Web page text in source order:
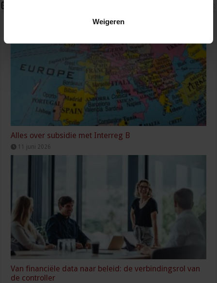
Weigeren
Gerelateerde Artikelen
Alles over subsidie met Interreg B
11 juni 2026
Van financiële data naar beleid: de verbindingsrol van
de controller